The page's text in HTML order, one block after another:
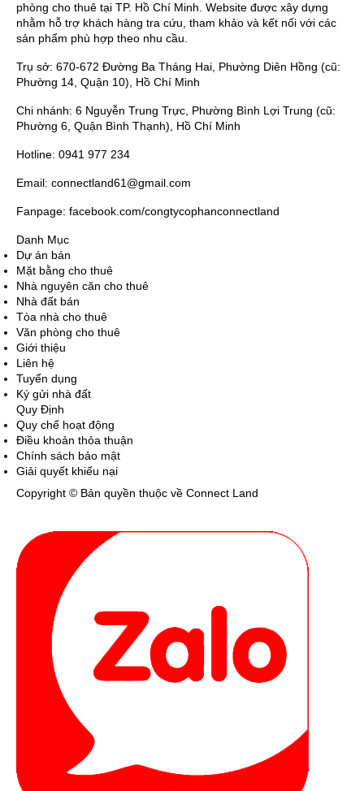
phòng cho thuê tại TP. Hồ Chí Minh. Website được xây dựng
nhằm hỗ trợ khách hàng tra cứu, tham khảo và kết nối với các
sản phẩm phù hợp theo nhu cầu.
Trụ sở: 670-672 Đường Ba Tháng Hai, Phường Diên Hồng (cũ:
Phường 14, Quận 10), Hồ Chí Minh
Chi nhánh: 6 Nguyễn Trung Trực, Phường Bình Lợi Trung (cũ:
Phường 6, Quận Bình Thạnh), Hồ Chí Minh
Hotline: 0941 977 234
Email: connectland61@gmail.com
Fanpage: facebook.com/congtycophanconnectland
Danh Mục
Dự án bán
Mặt bằng cho thuê
Nhà nguyên căn cho thuê
Nhà đất bán
Tòa nhà cho thuê
Văn phòng cho thuê
Giới thiệu
Liên hệ
Tuyển dụng
Ký gửi nhà đất
Quy Định
Quy chế hoạt động
Điều khoản thỏa thuận
Chính sách bảo mật
Giải quyết khiếu nại
Copyright © Bản quyền thuộc về Connect Land